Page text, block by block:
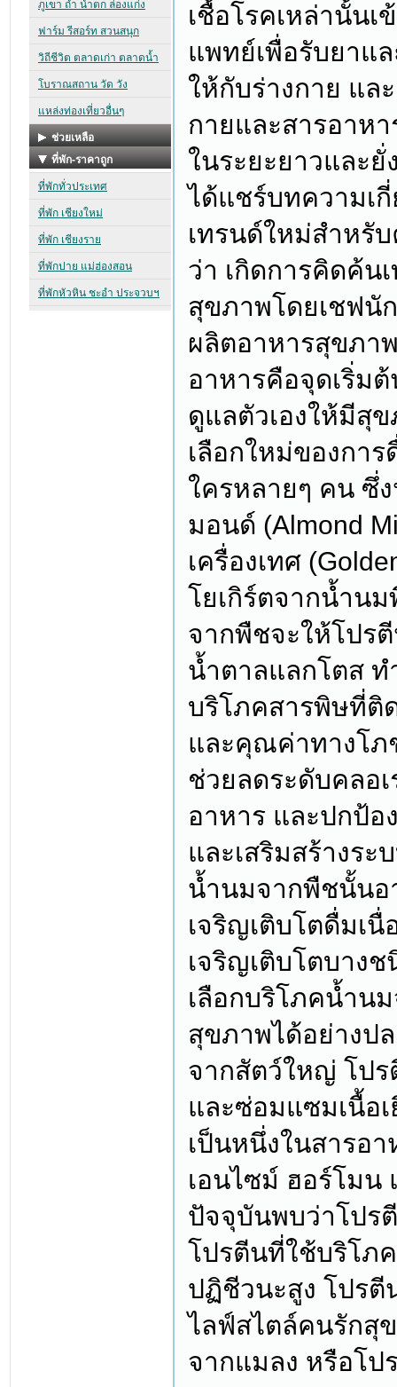
เชื้อโรคเหล่านั้น
แพทย์เพื่อรับยาแ
ให้กับร่างกาย แล
กายและสารอาห
ในระยะยาวและยั่
ได้แชร์บทความเ
เทรนด์ใหม่สำหรั
ว่า เกิดการคิดค้น
สุขภาพโดยเชฟนั
ผลิตอาหารสุขภา
อาหารคือจุดเริ่ม
ดูแลตัวเองให้มีสุ
เลือกใหม่ของกา
ใครหลายๆ คน ซึ่
มอนด์ (Almond
เครื่องเทศ
โยเกิร์ตจากน้ำน
จากพืชจะให้โปร
น้ำตาลแลกโตส
บริโภคสารพิษที่ติ
และคุณค่าทางโภ
ช่วยลดระดับคลอ
อาหาร และปกป้อ
และเสริมสร้างร
น้ำนมจากพืชนั้นอ
เจริญเติบโตดื่มเ
เจริญเติบโตบาง
เลือกบริโภคน้ำน
สุขภาพได้อย่างป
จากสัตว์ใหญ่ โปร
และซ่อมแซมเนื้อ
เป็นหนึ่งในสารอ
เอนไซม์ ฮอร์โมน
ปัจจุบันพบว่าโปร
โปรตีนที่ใช้บริโภ
ปฏิชีวนะสูง โปร
ไลฟ์สไตล์คนรักสุ
จากแมลง หรือโป